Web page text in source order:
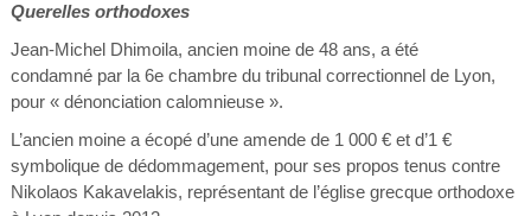
Querelles orthodoxes
Jean-Michel Dhimoila, ancien moine de 48 ans, a été
condamné par la 6e chambre du tribunal correctionnel de Lyon,
pour « dénonciation calomnieuse ».
L’ancien moine a écopé d’une amende de 1 000 € et d’1 €
symbolique de dédommagement, pour ses propos tenus contre
Nikolaos Kakavelakis, représentant de l’église grecque orthodoxe